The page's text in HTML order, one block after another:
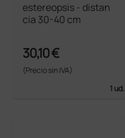
estereopsis - distan
cia 30-40 cm
30,10 €
(Precio sin IVA)
1 ud.